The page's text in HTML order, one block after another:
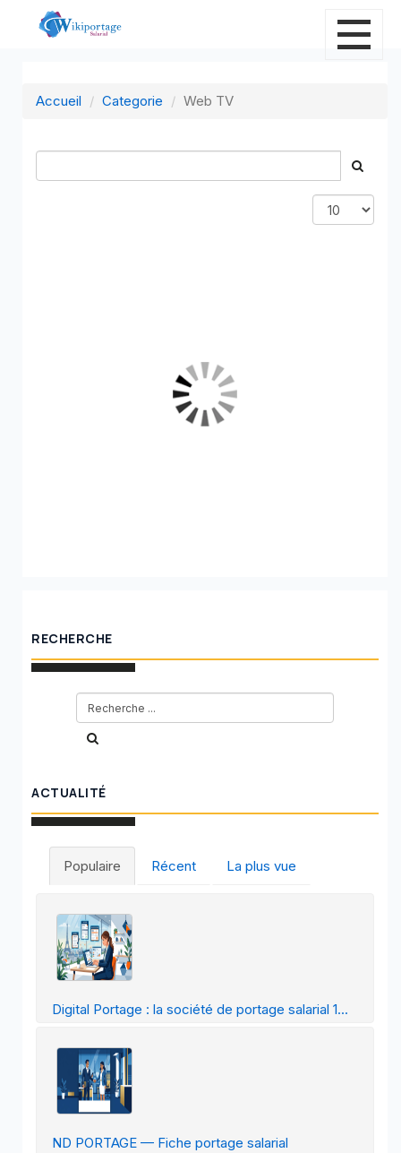
Accueil Categorie Web TV
RECHERCHE
ACTUALITÉ
Populaire Récent La plus vue
Digital Portage : la société de portage salarial 1...
ND PORTAGE — Fiche portage salarial